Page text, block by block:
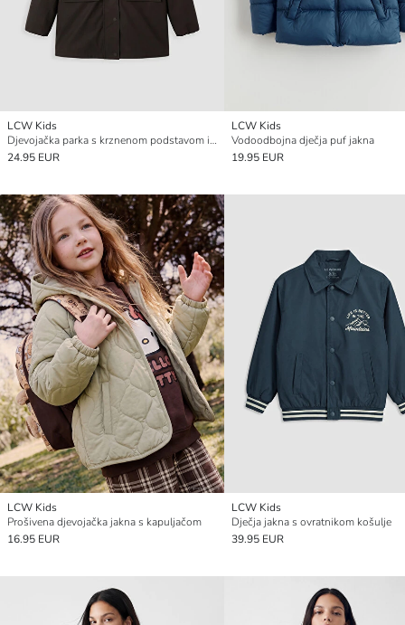
LCW Kids
Djevojačka parka s krznenom podstavom i kapuljačom
24.95 EUR
LCW Kids
Vodoodbojna dječja puf jakna
19.95 EUR
LCW Kids
Prošivena djevojačka jakna s kapuljačom
16.95 EUR
LCW Kids
Dječja jakna s ovratnikom košulje
39.95 EUR